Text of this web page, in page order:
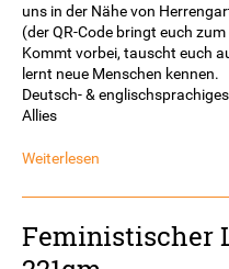
uns in der Nähe von
(der QR-Code bringt euch
Kommt vorbei, tauscht euch
lernt neue Menschen kennen.
Deutsch- &
Allies
Weiterlesen
Feministischer